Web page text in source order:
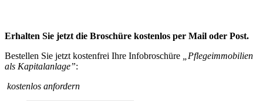
Erhalten Sie jetzt die Broschüre kostenlos per Mail oder Post.
Bestellen Sie jetzt kostenfrei Ihre Infobroschüre
„Pflegeimmobilien
als Kapitalanlage”:
kostenlos anfordern